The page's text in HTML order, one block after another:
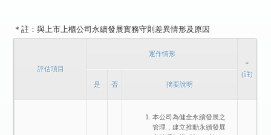
永續報告書
＊註：與上市上櫃公司永續發展實務守則差異情形及原因
評估項目
運作情形
＊
(註)
是
否 摘要說明
本公司為健全永續發展之
管理，建立推動永續發展